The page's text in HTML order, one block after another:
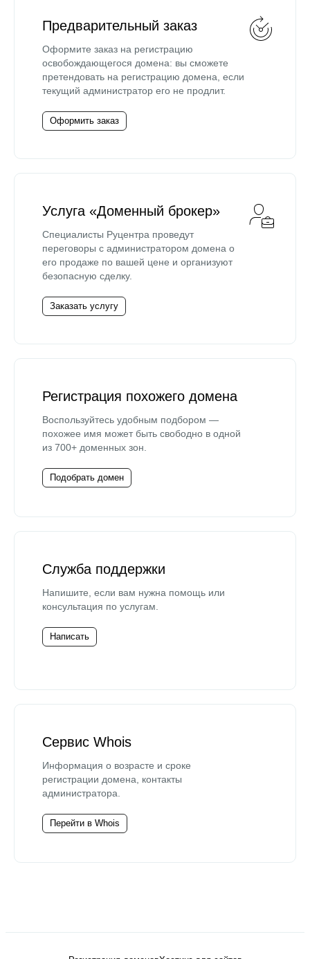
Предварительный заказ
Оформите заказ на регистрацию
освобождающегося домена: вы сможете
претендовать на регистрацию домена, если
текущий администратор его не продлит.
Оформить заказ
Услуга «Доменный брокер»
Специалисты Руцентра проведут
переговоры с администратором домена о
его продаже по вашей цене и организуют
безопасную сделку.
Заказать услугу
Регистрация похожего домена
Воспользуйтесь удобным подбором —
похожее имя может быть свободно в одной
из 700+ доменных зон.
Подобрать домен
Служба поддержки
Напишите, если вам нужна помощь или
консультация по услугам.
Написать
Сервис Whois
Информация о возрасте и сроке
регистрации домена, контакты
администратора.
Перейти в Whois